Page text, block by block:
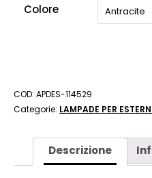
Colore Antracite
COD: APDES-114529
Categorie: LAMPADE PER
Descrizione